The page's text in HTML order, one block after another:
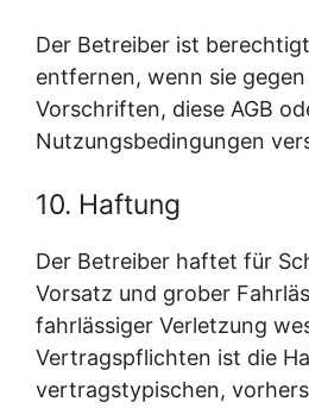
Der Betreiber ist
entfernen, wenn sie
Vorschriften, diese AGB
Nutzungsbedingungen
10. Haftung
Der Betreiber haftet für
Vorsatz und grober
fahrlässiger Verletzung
Vertragspflichten ist die
vertragstypischen,